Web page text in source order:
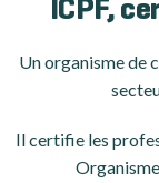
ICPF,
Un organisme de
Il certifie les